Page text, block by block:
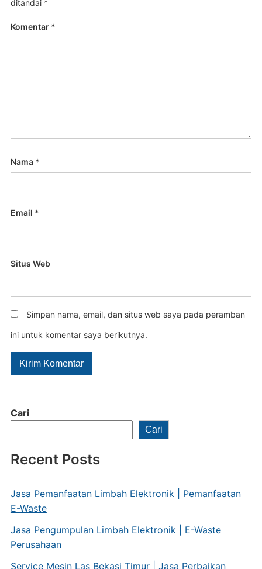
Cari
Cari
Recent Posts
Jasa Pemanfaatan Limbah Elektronik | Pemanfaatan
E-Waste
Jasa Pengumpulan Limbah Elektronik | E-Waste
Perusahaan
Service Mesin Las Bekasi Timur | Jasa Perbaikan
ditandai *
Komentar *
Nama *
Email *
Situs Web
Simpan nama, email, dan situs web saya pada peramban
ini untuk komentar saya berikutnya.